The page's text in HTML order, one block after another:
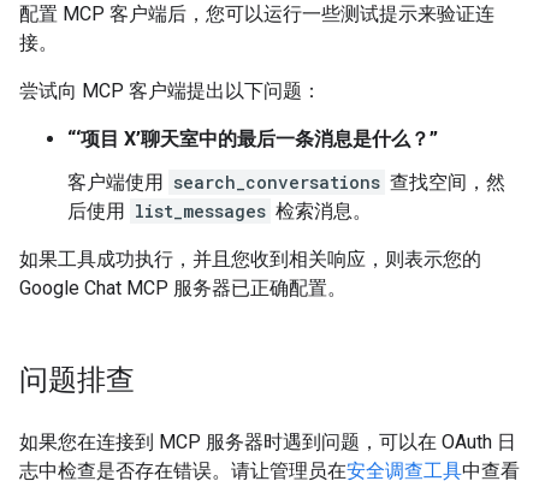
配置 MCP 客户端后，您可以运行一些测试提示来验证连
接。
尝试向 MCP 客户端提出以下问题：
“‘项目 X’聊天室中的最后一条消息是什么？”
客户端使用 search_conversations 查找空间，然
后使用 list_messages 检索消息。
如果工具成功执行，并且您收到相关响应，则表示您的
Google Chat MCP 服务器已正确配置。
问题排查
如果您在连接到 MCP 服务器时遇到问题，可以在 OAuth 日
志中检查是否存在错误。请让管理员在安全调查工具中查看